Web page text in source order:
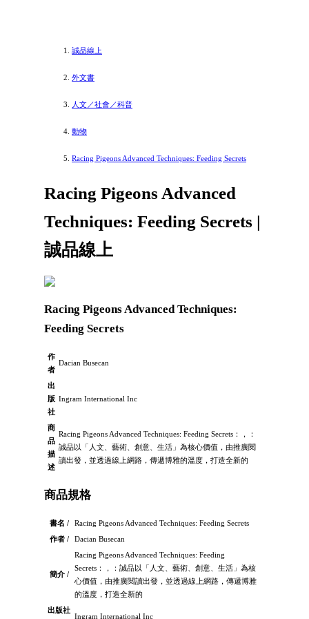
誠品線上
外文書
人文／社會／科普
動物
Racing Pigeons Advanced Techniques: Feeding Secrets
Racing Pigeons Advanced
Techniques: Feeding Secrets |
誠品線上
Racing Pigeons Advanced Techniques:
Feeding Secrets
作
者
Dacian Busecan
出
版
社
Ingram International Inc
商
品
描
述
Racing Pigeons Advanced Techniques: Feeding Secrets：，：
誠品以「人文、藝術、創意、生活」為核心價值，由推廣閱
讀出發，並透過線上網路，傳遞博雅的溫度，打造全新的
商品規格
書名 /
Racing Pigeons Advanced Techniques: Feeding Secrets
作者 /
Dacian Busecan
簡介 /
Racing Pigeons Advanced Techniques: Feeding
Secrets：，：誠品以「人文、藝術、創意、生活」為核
心價值，由推廣閱讀出發，並透過線上網路，傳遞博雅
的溫度，打造全新的
出版社
Ingram International Inc